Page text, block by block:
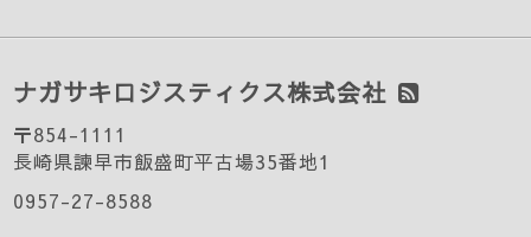
ナガサキロジスティクス株式会社
〒854-1111
長崎県諫早市飯盛町平古場35番地1
0957-27-8588